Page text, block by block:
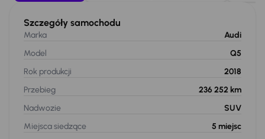
Szczegóły samochodu
Marka
Audi
Model
Q5
Rok produkcji
2018
Przebieg
236 252 km
Nadwozie
SUV
Miejsca siedzące
5 miejsc